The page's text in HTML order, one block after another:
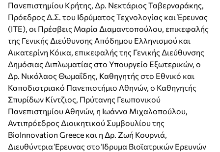
Πανεπιστημίου Κρήτης, Δρ. Νεκτάριος Ταβερναράκης,
Πρόεδρος Δ.Σ. του Ιδρύματος Τεχνολογίας και Έρευνας
(ΙΤΕ), οι Πρέσβεις Μαρία Διαμαντοπούλου, επικεφαλής
της Γενικής Διεύθυνσης Απόδημου Ελληνισμού και
Αικατερίνη Κόικα, επικεφαλής της Γενικής Διεύθυνσης
Δημόσιας Διπλωματίας στο Υπουργείο Εξωτερικών, ο
Δρ. Νικόλαος Θωμαΐδης, Καθηγητής στο Εθνικό και
Καποδιστριακό Πανεπιστήμιο Αθηνών, ο Καθηγητής
Σπυρίδων Κίντζιος, Πρύτανης Γεωπονικού
Πανεπιστημίου Αθηνών, η Ιωάννα Μιχαλοπούλου,
Αντιπρόεδρος Διοικητικού Συμβουλίου της
BioInnovation Greece και η Δρ. Ζωή Κουρνιά,
Διευθύντρια Έρευνας στο Ίδρυμα Βιοϊατρικών Ερευνών